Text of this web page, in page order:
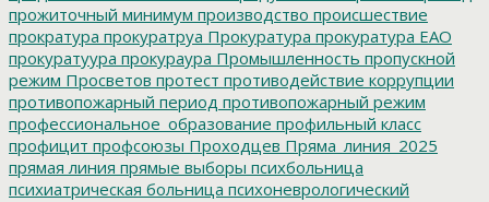
прожиточный минимум производство происшествие
прократура прокуратруа Прокуратура прокуратура ЕАО
прокуратуура прокураура Промышленность пропускной
режим Просветов протест противодействие коррупции
противопожарный период противопожарный режим
профессиональное_образование профильный класс
профицит профсоюзы Проходцев Пряма_линия_2025
прямая линия прямые выборы психбольница
психиатрическая больница психоневрологический